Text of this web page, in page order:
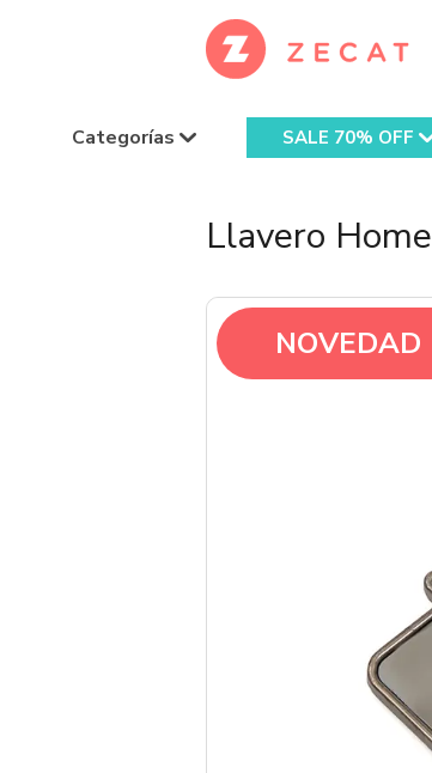
Categorías SALE 70% OFF
Llavero Home
NOVEDAD